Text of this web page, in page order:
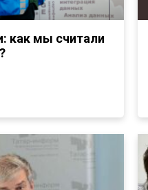
как мы считали